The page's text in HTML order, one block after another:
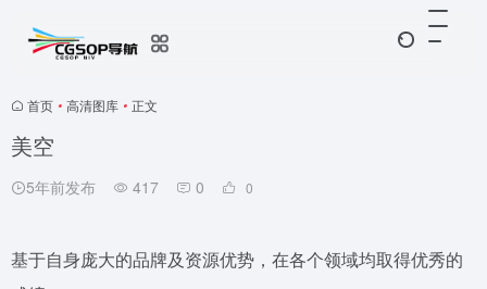
首页 • 高清图库 • 正文
美空
5年前发布 417 0 0
基于自身庞大的品牌及资源优势，在各个领域均取得优秀的